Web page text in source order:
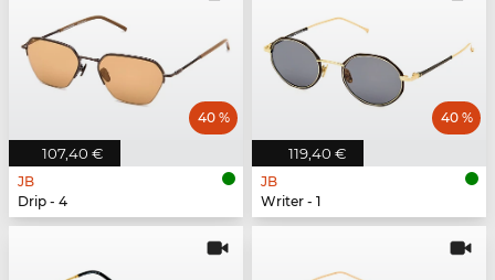
107,40 €
40 %
JB
Drip - 4
119,40 €
40 %
JB
Writer - 1